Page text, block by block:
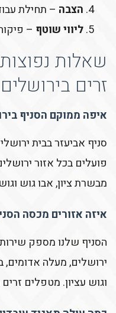
הצבה – תחילת
ליווי שוטף –
שאלות
זרים בירושלים
איפה ממוקם הסניף
פועלים בכל אזור
מבשרת ציון, אבו גוש
איזה אזורים מכסה
הסניף שלנו מספק
ירושלים, מעלה אדומים,
וגוש עציון. מטפלים